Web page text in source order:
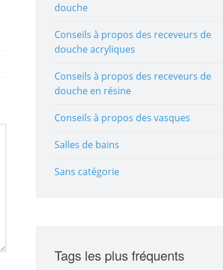
douche
Conseils à propos des receveurs de
douche acryliques
Conseils à propos des receveurs de
douche en résine
Conseils à propos des vasques
Salles de bains
Sans catégorie
Tags les plus fréquents